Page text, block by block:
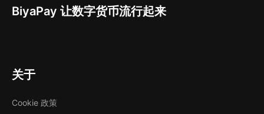
股票适合“有准备”的人，没准备好就先别上场
力。你要看得懂财报、分析得出行业逻辑、掌握基本
准备好，那就别急着下场，不然很容易成了“接盘
BiyaPay 让数字货币流行起来
关于
Cookie 政策